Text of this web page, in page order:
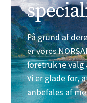
Omega-3-
Analyse
Bliv vores
På grund af
er vores
foretrukne valg
Vi er glade for,
anbefales af